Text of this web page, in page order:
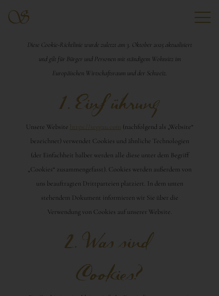
Diese Cookie-Richtlinie wurde zuletzt am 3. Oktober 2025 aktualisiert
und gilt für Bürger und Personen mit ständigem Wohnsitz im
Europäischen Wirtschaftsraum und der Schweiz.
1. Einführung
Unsere Website https://seggau.com (nachfolgend als „Website“
bezeichnet) verwendet Cookies und ähnliche Technologien
(der Einfachheit halber werden alle diese unter dem Begriff
„Cookies“ zusammengefasst). Cookies werden außerdem von
uns beauftragten Drittparteien platziert. In dem unten
stehendem Dokument informieren wir Sie über die
Verwendung von Cookies auf unserer Website.
2. Was sind
Cookies?